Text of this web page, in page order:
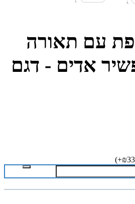
עם תאורה
אדים - דגם